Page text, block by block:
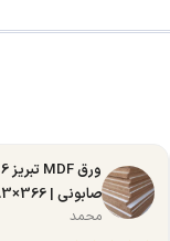
صابونی | 366×183
محمد